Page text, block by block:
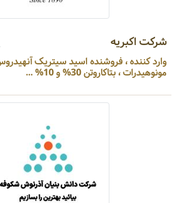
شرکت اکبریه
وارد کننده ، فروشنده اسید سیتریک
مونوهیدرات ، بتاکاروتن 30% و 10% ...